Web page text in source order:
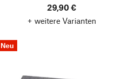
29,90 €
+ weitere Varianten
Neu